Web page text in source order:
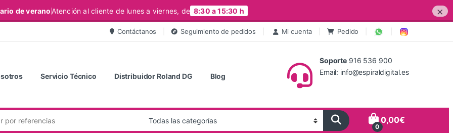
de veranoAtención al cliente de lunes a viernes, de 8:30 a 15:30 h ×
Contáctanos Seguimiento de pedidos Mi cuenta Pedido
Servicio Técnico Distribuidor Roland DG Blog
Soporte 916 536 900
Email: info@espiraldigital.es
0
0,00€